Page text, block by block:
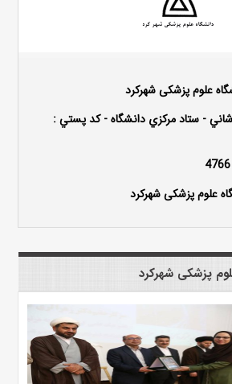
علوم پزشکی شهرکرد
- ستاد مركزي دانشگاه - كد پستي :
علوم پزشکی شهرکرد
پزشکی شهرکرد